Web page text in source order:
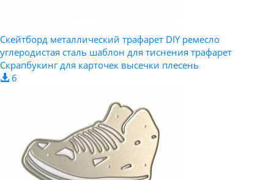
Скейтборд металлический трафарет DIY ремесло
углеродистая сталь шаблон для тиснения трафарет
Скрапбукинг для карточек высечки плесень
6